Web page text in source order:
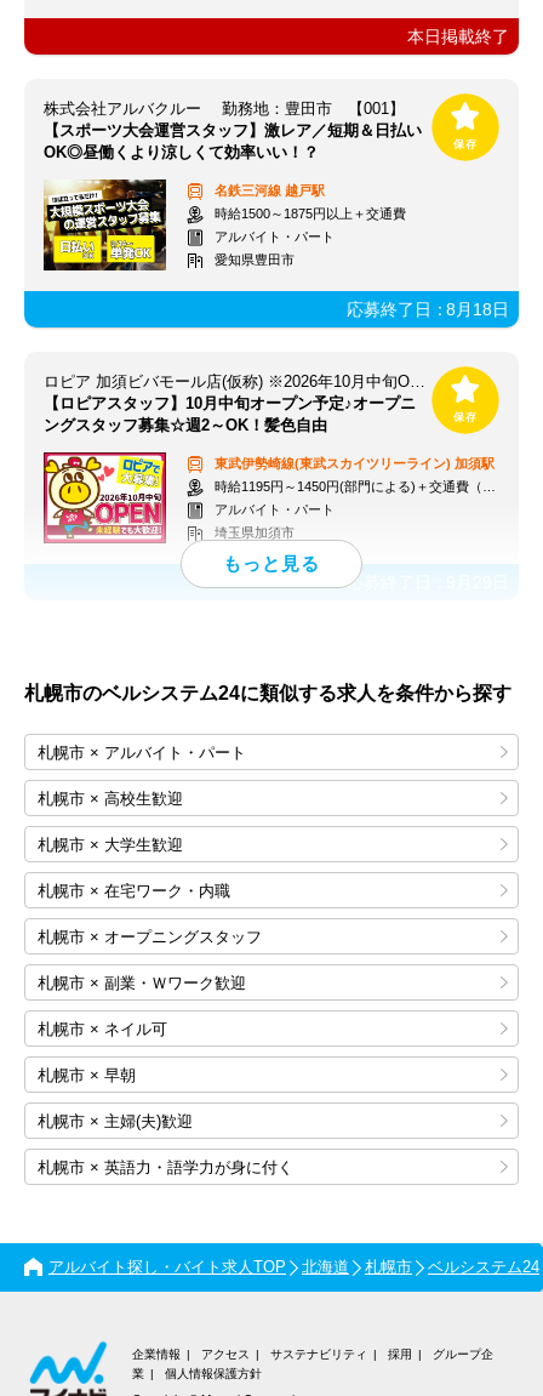
本日掲載終了
株式会社アルバクルー 勤務地：豊田市 【001】
【スポーツ大会運営スタッフ】激レア／短期＆日払い
OK◎昼働くより涼しくて効率いい！？
名鉄三河線 越戸駅
時給1500～1875円以上＋交通費
アルバイト・パート
愛知県豊田市
応募終了日：8月18日
【ロピアスタッフ】10月中旬オープン予定♪オープニ
ングスタッフ募集☆週2～OK！髪色自由
東武伊勢崎線(東武スカイツリーライン) 加須駅
時給1195円～1450円(部門による)＋交通費（社内規定）
アルバイト・パート
埼玉県加須市
応募終了日：
札幌市のベルシステム24に類似する求人を条件から探す
札幌市 × アルバイト・パート
札幌市 × 高校生歓迎
札幌市 × 大学生歓迎
札幌市 × 在宅ワーク・内職
札幌市 × オープニングスタッフ
札幌市 × 副業・Ｗワーク歓迎
札幌市 × ネイル可
札幌市 × 早朝
札幌市 × 主婦(夫)歓迎
札幌市 × 英語力・語学力が身に付く
アルバイト探し・バイト求人TOP 北海道 札幌市 ベルシステム24
企業情報 アクセス サステナビリティ 採用
グループ企
業
個人情報保護方針